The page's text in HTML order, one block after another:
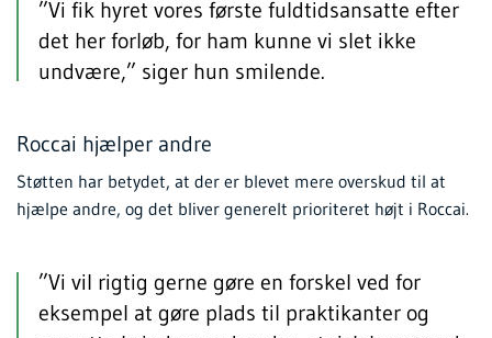
”Vi fik hyret vores første fuldtidsansatte efter
det her forløb, for ham kunne vi slet ikke
undvære,” siger hun smilende.
Roccai hjælper andre
Støtten har betydet, at der er blevet mere overskud til at
hjælpe andre, og det bliver generelt prioriteret højt i Roccai.
”Vi vil rigtig gerne gøre en forskel ved for
eksempel at gøre plads til praktikanter og